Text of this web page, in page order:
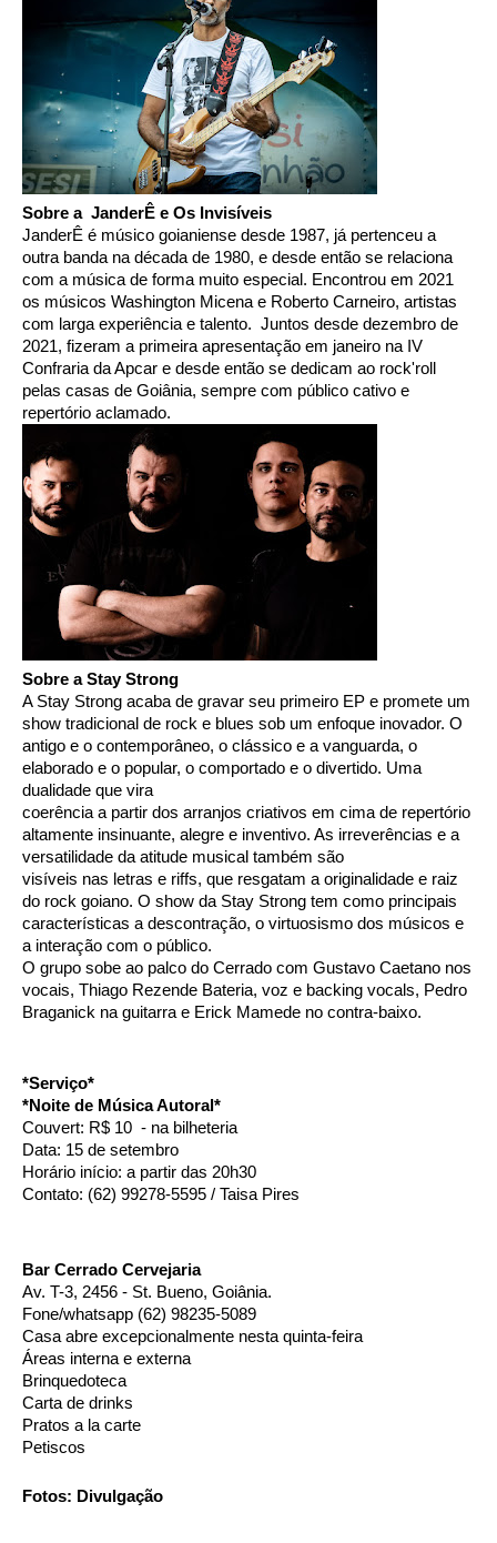
Sobre a  JanderÊ e Os Invisíveis
JanderÊ é músico goianiense desde 1987, já pertenceu a
outra banda na década de 1980, e desde então se relaciona
com a música de forma muito especial. Encontrou em 2021
os músicos Washington Micena e Roberto Carneiro, artistas
com larga experiência e talento.  Juntos desde dezembro de
2021, fizeram a primeira apresentação em janeiro na IV
Confraria da Apcar e desde então se dedicam ao rock'roll
pelas casas de Goiânia, sempre com público cativo e
repertório aclamado.
Sobre a Stay Strong
A Stay Strong acaba de gravar seu primeiro EP e promete um
show tradicional de rock e blues sob um enfoque inovador. O
antigo e o contemporâneo, o clássico e a vanguarda, o
elaborado e o popular, o comportado e o divertido. Uma
dualidade que vira
coerência a partir dos arranjos criativos em cima de repertório
altamente insinuante, alegre e inventivo. As irreverências e a
versatilidade da atitude musical também são
visíveis nas letras e riffs, que resgatam a originalidade e raiz
do rock goiano. O show da Stay Strong tem como principais
características a descontração, o virtuosismo dos músicos e
a interação com o público.
O grupo sobe ao palco do Cerrado com Gustavo Caetano nos
vocais, Thiago Rezende Bateria, voz e backing vocals, Pedro
Braganick na guitarra e Erick Mamede no contra-baixo.
*Serviço*
*Noite de Música Autoral*
Couvert: R$ 10  - na bilheteria
Data: 15 de setembro
Horário início: a partir das 20h30
Contato: (62) 99278-5595 / Taisa Pires
Bar Cerrado Cervejaria
Av. T-3, 2456 - St. Bueno, Goiânia.
Fone/whatsapp (62) 98235-5089
Casa abre excepcionalmente nesta quinta-feira
Áreas interna e externa
Brinquedoteca
Carta de drinks
Pratos a la carte
Petiscos
Fotos: Divulgação